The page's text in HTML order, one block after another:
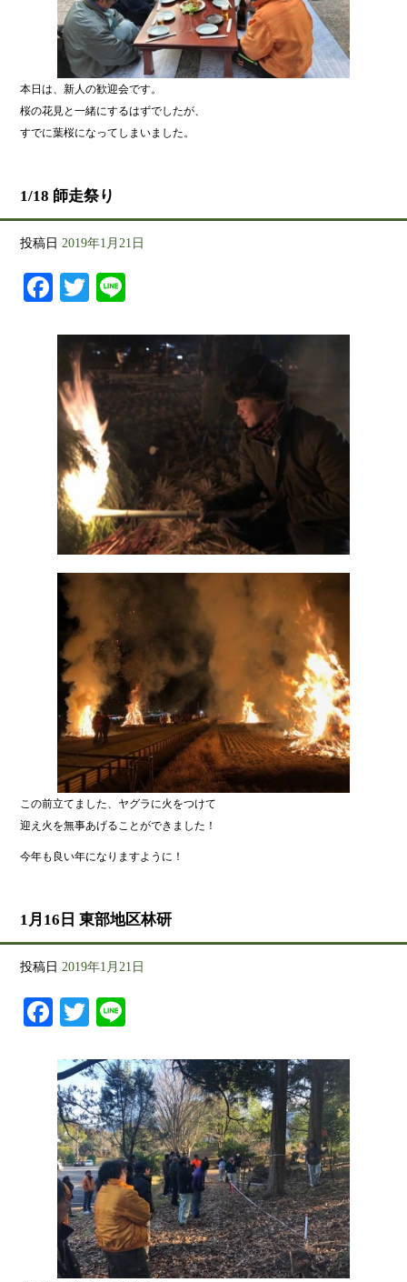
本日は、新人の歓迎会です。
桜の花見と一緒にするはずでしたが、
すでに葉桜になってしまいました。
1/18 師走祭り
投稿日 2019年1月21日
Facebook
Twitter
この前立てました、ヤグラに火をつけて
迎え火を無事あげることができました！
今年も良い年になりますように！
1月16日 東部地区林研
投稿日 2019年1月21日
Facebook
Twitter